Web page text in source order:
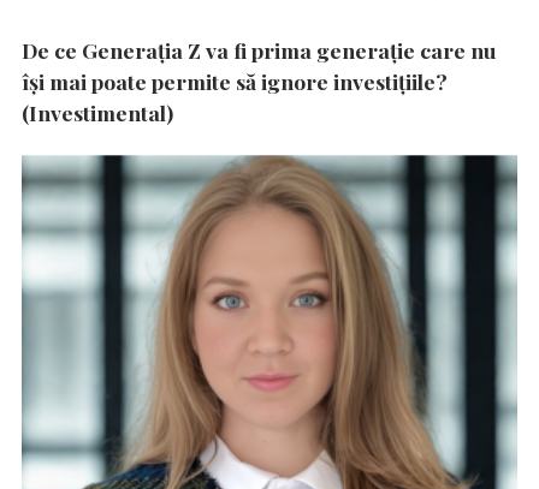
De ce Generația Z va fi prima generație care nu
își mai poate permite să ignore investițiile?
(Investimental)